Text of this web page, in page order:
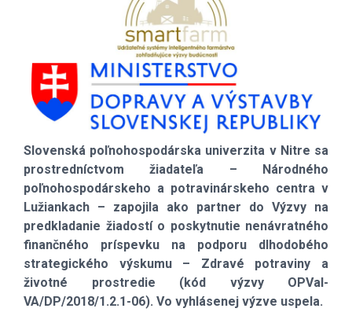
Slovenská poľnohospodárska univerzita v Nitre sa
prostredníctvom žiadateľa – Národného
poľnohospodárskeho a potravinárskeho centra v
Lužiankach – zapojila ako partner do Výzvy na
predkladanie žiadostí o poskytnutie nenávratného
finančného príspevku na podporu dlhodobého
strategického výskumu – Zdravé potraviny a
životné prostredie (kód výzvy OPVaI-
VA/DP/2018/1.2.1-06). Vo vyhlásenej výzve uspela.